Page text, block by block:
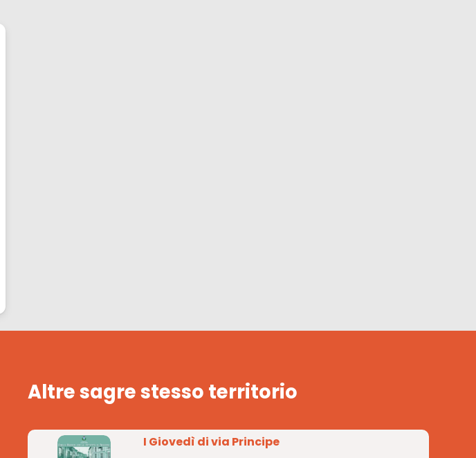
Altre sagre stesso territorio
I Giovedì di via Principe